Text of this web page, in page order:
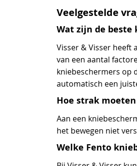
Veelgestelde
Wat zijn de beste
Visser & Visser heeft
van een aantal
kniebeschermers op
automatisch een
Hoe strak
Aan een
het bewegen niet
Welke Fento